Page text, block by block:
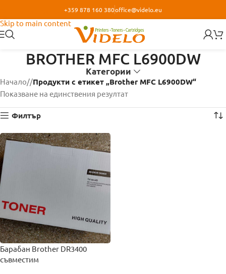
Skip to main content
+359 878 160 380office@videlo.eu
BROTHER MFC L6900DW
Категории
Начало/ Продукти с етикет „Brother MFC L6900DW“
Показване на единствения резултат
Филтър
Барабан Brother DR3400
съвместим